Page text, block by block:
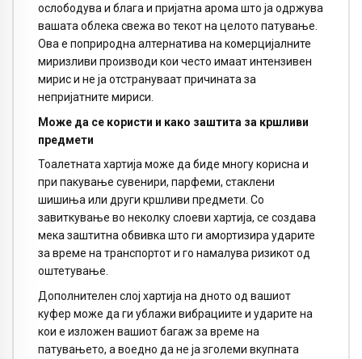
ослободува и блага и пријатна арома што ја одржува
вашата облека свежа во текот на целото патување.
Ова е поприродна алтернатива на комерцијалните
миризливи производи кои често имаат интензивен
мирис и не ја отстрануваат причината за
непријатните мириси.
Може да се користи и како заштита за кршливи
предмети
Тоалетната хартија може да биде многу корисна и
при пакување сувенири, парфеми, стаклени
шишиња или други кршливи предмети. Со
завиткување во неколку слоеви хартија, се создава
мека заштитна обвивка што ги амортизира ударите
за време на транспортот и го намалува ризикот од
оштетување.
Дополнителен слој хартија на дното од вашиот
куфер може да ги ублажи вибрациите и ударите на
кои е изложен вашиот багаж за време на
патувањето, а воедно да не ја зголеми вкупната